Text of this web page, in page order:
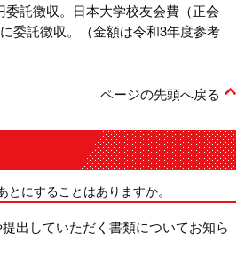
委託徴収。日本大学校友会費（正会
委託徴収。（金額は令和3年度参考
ページの先頭へ戻る
とにすることはありますか。
出していただく書類についてお知ら